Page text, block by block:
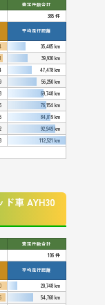
査定件数合計
385 件
平均走行距離
35,405 km
39,930 km
47,478 km
56,250 km
69,748 km
76,154 km
84,019 km
92,949 km
112,521 km
ド車 AYH30
査定件数合計
106 件
平均走行距離
20,748 km
54,768 km